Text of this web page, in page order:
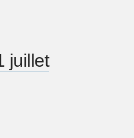
juillet